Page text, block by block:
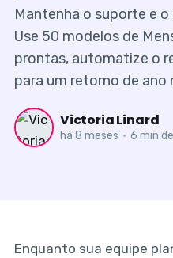
Mantenha o suporte e
Use 50 modelos de
prontas, automatize o
para um retorno de
Victoria Linard
há 8 meses • 6 min
Enquanto sua equipe